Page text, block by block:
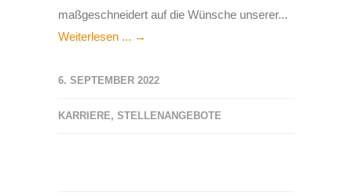
maßgeschneidert auf die Wünsche unserer...
Weiterlesen ... →
6. SEPTEMBER 2022
KARRIERE, STELLENANGEBOTE